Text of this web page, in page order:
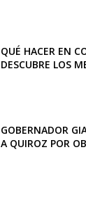
QUÉ HACER EN
DESCUBRE LOS
GOBERNADOR
A QUIROZ POR